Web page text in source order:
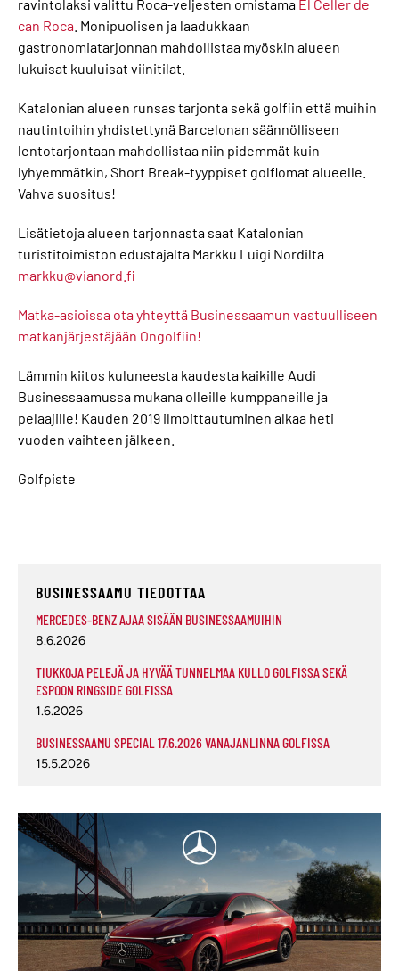
ravintolaksi valittu Roca-veljesten omistama El Celler de
can Roca . Monipuolisen ja laadukkaan
gastronomiatarjonnan mahdollistaa myöskin alueen
lukuisat kuuluisat viinitilat.
Katalonian alueen runsas tarjonta sekä golfiin että muihin
nautintoihin yhdistettynä Barcelonan säännölliseen
lentotarjontaan mahdollistaa niin pidemmät kuin
lyhyemmätkin, Short Break-tyyppiset golflomat alueelle.
Vahva suositus!
Lisätietoja alueen tarjonnasta saat Katalonian
turistitoimiston edustajalta Markku Luigi Nordilta
markku@vianord.fi
Matka-asioissa ota yhteyttä Businessaamun vastuulliseen
matkanjärjestäjään Ongolfiin!
Lämmin kiitos kuluneesta kaudesta kaikille Audi
Businessaamussa mukana olleille kumppaneille ja
pelaajille! Kauden 2019 ilmoittautuminen alkaa heti
vuoden vaihteen jälkeen.
Golfpiste
BUSINESSAAMU TIEDOTTAA
MERCEDES-BENZ AJAA SISÄÄN BUSINESSAAMUIHIN
8.6.2026
TIUKKOJA PELEJÄ JA HYVÄÄ TUNNELMAA KULLO GOLFISSA SEKÄ
ESPOON RINGSIDE GOLFISSA
1.6.2026
BUSINESSAAMU SPECIAL 17.6.2026 VANAJANLINNA GOLFISSA
15.5.2026